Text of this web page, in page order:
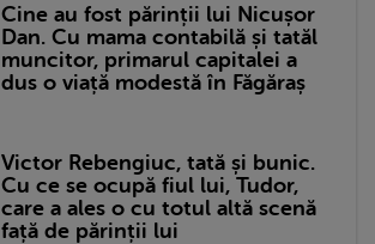
Cine au fost părinții lui Nicușor
Dan. Cu mama contabilă și tatăl
muncitor, primarul capitalei a
dus o viață modestă în Făgăraș
Victor Rebengiuc, tată și bunic.
Cu ce se ocupă fiul lui, Tudor,
care a ales o cu totul altă scenă
față de părinții lui